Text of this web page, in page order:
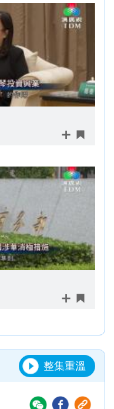
整集重溫